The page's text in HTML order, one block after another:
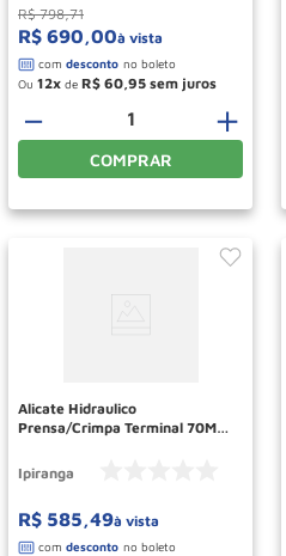
R$ 798,71
R$ 690,00à vista
Ou 12 de R$ 60 95
＋
－
COMPRAR
Alicate Hidraulico
Prensa/Crimpa Terminal 70MM
Ipiranga
R$ 585,49à vista